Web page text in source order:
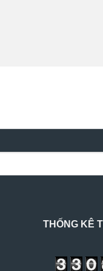
THỐNG KÊ